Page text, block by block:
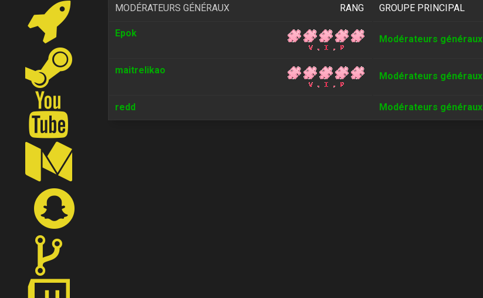
RANG
MODÉRATEURS GÉNÉRAUX GROUPE PRINCIPAL
Epok
Modérateurs généraux
maitrelikao
Modérateurs généraux
redd Modérateurs généraux